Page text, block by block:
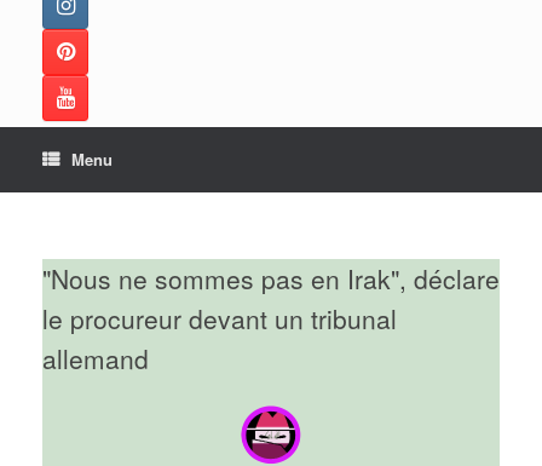
Menu
"Nous ne sommes pas en Irak", déclare
le procureur devant un tribunal
allemand